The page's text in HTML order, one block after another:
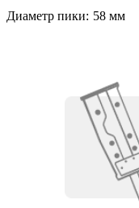
Диаметр пики: 58 мм